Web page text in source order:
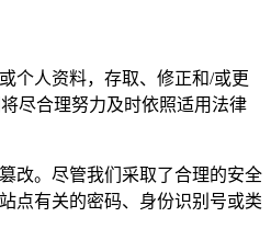
个人资料，存取、修正和/或更
尽合理努力及时依照适用法律
改。尽管我们采取了合理的安全
点有关的密码、身份识别号或类